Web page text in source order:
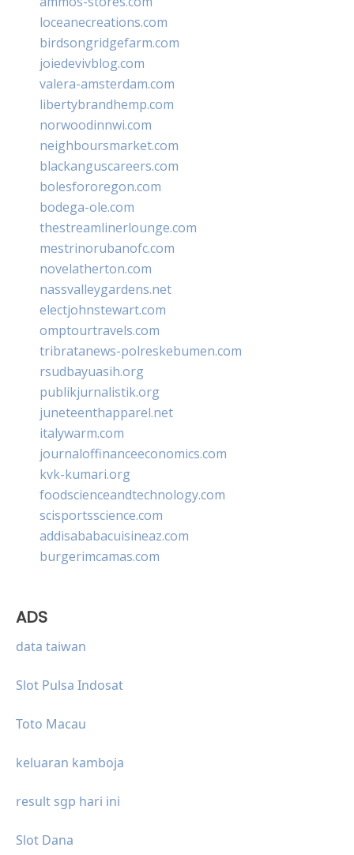
loceanecreations.com
birdsongridgefarm.com
joiedevivblog.com
valera-amsterdam.com
libertybrandhemp.com
norwoodinnwi.com
neighboursmarket.com
blackanguscareers.com
bolesfororegon.com
bodega-ole.com
thestreamlinerlounge.com
mestrinorubanofc.com
novelatherton.com
nassvalleygardens.net
electjohnstewart.com
omptourtravels.com
tribratanews-polreskebumen.com
rsudbayuasih.org
publikjurnalistik.org
juneteenthapparel.net
italywarm.com
journaloffinanceeconomics.com
kvk-kumari.org
foodscienceandtechnology.com
scisportsscience.com
addisababacuisineaz.com
burgerimcamas.com
ADS
data taiwan
Slot Pulsa Indosat
Toto Macau
keluaran kamboja
result sgp hari ini
Slot Dana